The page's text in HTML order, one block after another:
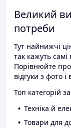
Великий
потреби
Тут найнижчі
так кажуть
Порівнюйте
відгуки з фото
Топ категорій
Техніка й
Товари для